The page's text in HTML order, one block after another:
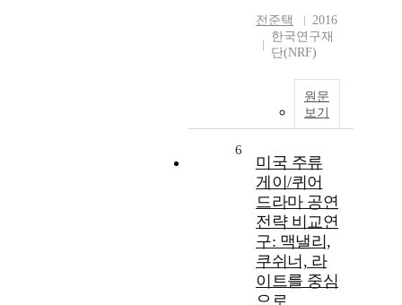
전준택
2016
한국연구재
단(NRF)
원문
보기
6
미국 주류
게이/퀴어
드라마 공연
전략 비교연
구: 맥낼리,
쿠쉬너, 라
이트를 중심
으로